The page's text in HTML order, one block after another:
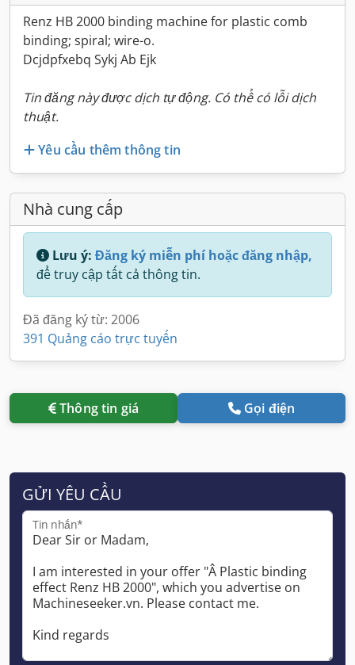
Renz HB 2000 binding machine for plastic comb
binding; spiral; wire-o.
Dcjdpfxebq Sykj Ab Ejk
Tin đăng này được dịch tự động. Có thể có lỗi dịch
thuật.
Yêu cầu thêm thông tin
Nhà cung cấp
Lưu ý: Đăng ký miễn phí hoặc đăng nhập,
để truy cập tất cả thông tin.
Đã đăng ký từ: 2006
391 Quảng cáo trực tuyến
Thông tin giá Gọi điện
GỬI YÊU CẦU
Tin nhắn*